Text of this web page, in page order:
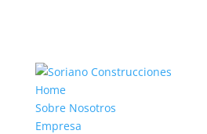
Home
Sobre Nosotros
Empresa